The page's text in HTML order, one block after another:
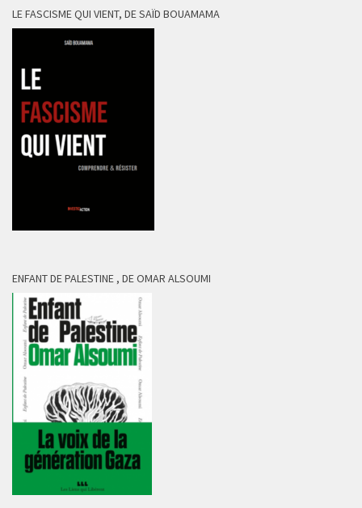
LE FASCISME QUI VIENT, DE SAÏD BOUAMAMA
ENFANT DE PALESTINE , DE OMAR ALSOUMI